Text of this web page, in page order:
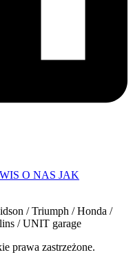
O NAS JAK
/ Triumph / Honda /
/ UNIT garage
prawa zastrzeżone.